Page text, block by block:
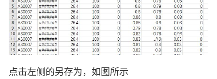
点击左侧的另存为，如图所示